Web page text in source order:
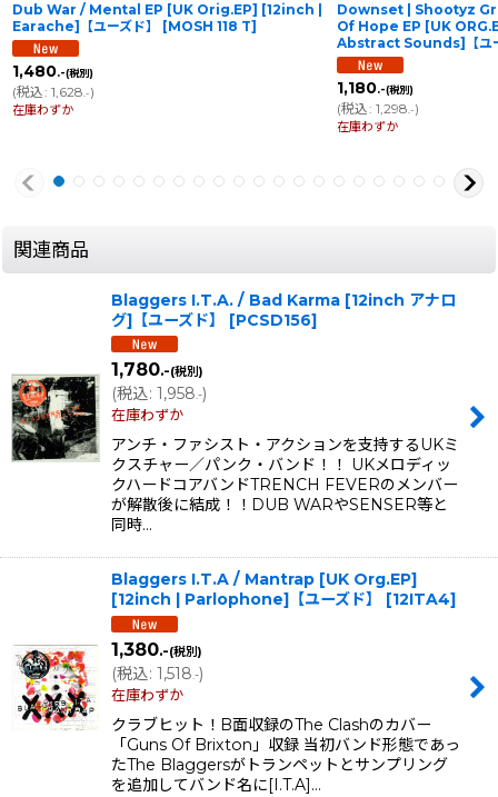
Downset | Shootyz Groove / Generation
Of Hope EP [UK ORG.EP | Clear][7inch |
Abstract Sounds]【ユーズド】
1,180.-(税別)
(税込: 1,298
Blaggers I.T.A. /
Org.EP | Numbered]
Warning]【ユーズド】 [
1,100.-(税別)
(税込: 1,210.-)
在庫わずか
関連商品
Blaggers I.T.A. / Bad Karma [12inch アナロ
グ]【ユーズド】
[PCSD156]
1,780.-(税別)
(税込: 1,958.-)
在庫わずか
アンチ・ファシスト・アクションを支持するUKミ
クスチャー／パンク・バンド！！ UKメロディッ
クハードコアバンドTRENCH FEVERのメンバー
が解散後に結成！！DUB WARやSENSER等と
同時…
Blaggers I.T.A / Mantrap [UK Org.EP]
[12inch | Parlophone]【ユーズド】
[12ITA4]
1,380.-(税別)
(税込: 1,518.-)
在庫わずか
クラブヒット！B面収録のThe Clashのカバー
「Guns Of Brixton」収録 当初バンド形態であっ
たThe Blaggersがトランペットとサンプリング
を追加してバンド名に[I.T.A]…